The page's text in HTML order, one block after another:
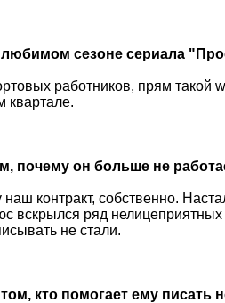
сезоне сериала
работников, прям такой
квартале.
почему он больше не
наш контракт, собственно.
вскрылся ряд
не стали.
кто помогает ему писать